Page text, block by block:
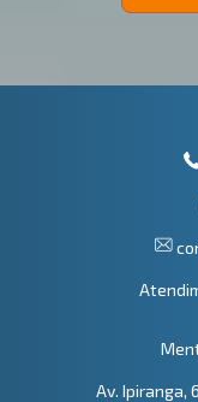
Av. Ipiranga,